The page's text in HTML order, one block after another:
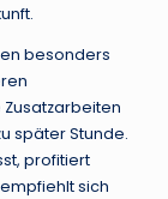
besonders
später Stunde.
profitiert
sich